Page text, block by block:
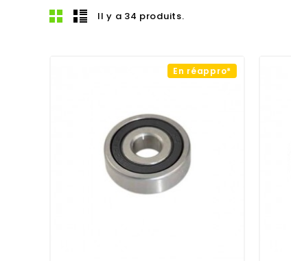
Il y a 34 produits.
En réappro*